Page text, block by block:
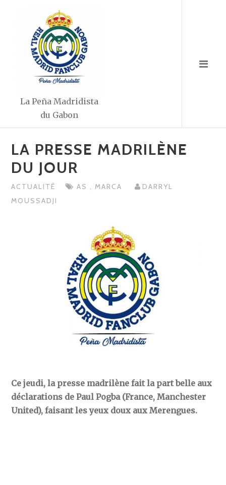
La Peña Madridista
du Gabon
LA PRESSE MADRILÈNE
DU JOUR
ACTUALITÉ AS , MARCA
DARRYL
MOUSSADJI
Ce jeudi, la presse madrilène fait la part belle aux
déclarations de Paul Pogba (France, Manchester
United), faisant les yeux doux aux Merengues.